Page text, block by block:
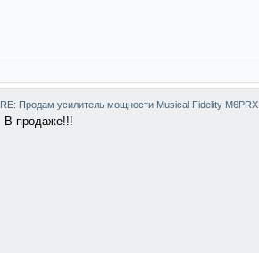
RE: Продам усилитель мощности Musical Fidelity M6PRX
В продаже!!!